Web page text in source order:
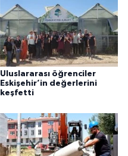
Uluslararası öğrenciler
Eskişehir’in değerlerini
keşfetti